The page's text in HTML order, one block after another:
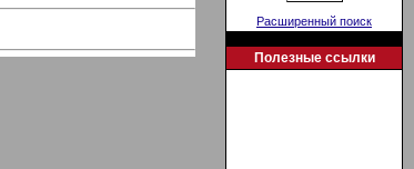
Расширенный поиск
Полезные ссылки